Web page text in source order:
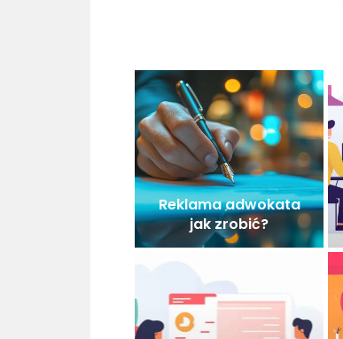
Reklama adwokata
jak zrobić?